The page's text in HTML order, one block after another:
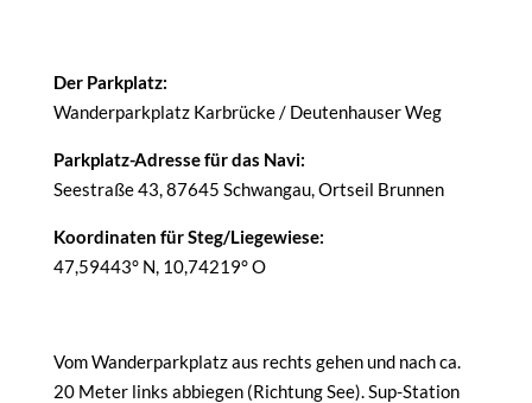
Der Parkplatz:
Wanderparkplatz Karbrücke / Deutenhauser Weg
Parkplatz-Adresse für das Navi:
Seestraße 43, 87645 Schwangau, Ortseil Brunnen
Koordinaten für Steg/Liegewiese:
47,59443° N, 10,74219° O
Vom Wanderparkplatz aus rechts gehen und nach ca.
20 Meter links abbiegen (Richtung See). Sup-Station